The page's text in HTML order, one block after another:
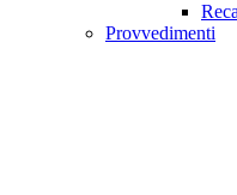
Provvedimenti